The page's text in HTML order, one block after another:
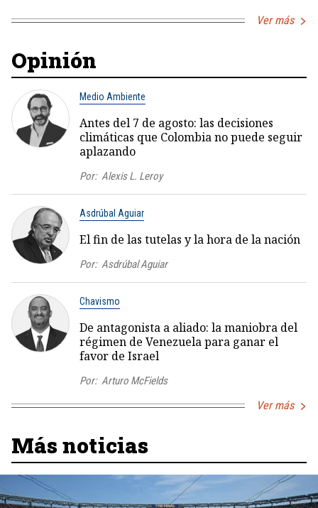
Ver más
Opinión
Medio Ambiente
Antes del 7 de agosto: las decisiones
climáticas que Colombia no puede seguir
aplazando
Por: Alexis L. Leroy
Asdrúbal Aguiar
El fin de las tutelas y la hora de la nación
Por: Asdrúbal Aguiar
Chavismo
De antagonista a aliado: la maniobra del
régimen de Venezuela para ganar el
favor de Israel
Por: Arturo McFields
Ver más
Más noticias